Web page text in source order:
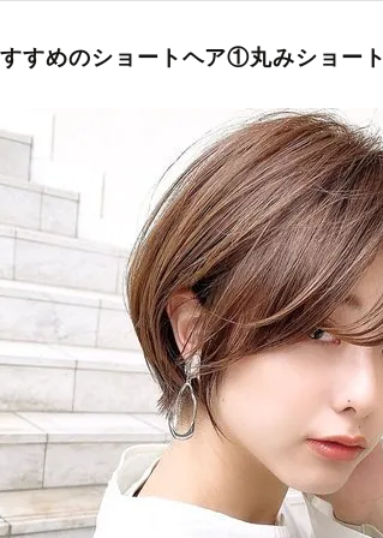
すめのショートヘア①丸みショート